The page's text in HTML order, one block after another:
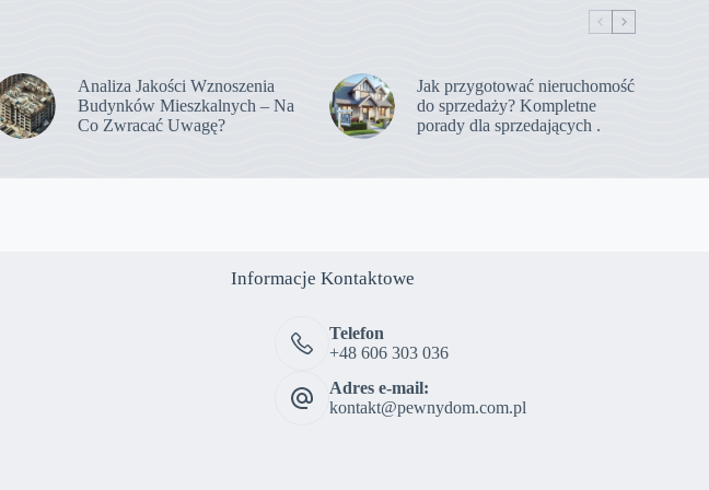
Analiza Jakości Wznoszenia
Budynków Mieszkalnych – Na
Co Zwracać Uwagę?
Jak przygotować nieruchomość
do sprzedaży? Kompletne
porady dla sprzedających .
Informacje Kontaktowe
Telefon
+48 606 303 036
Adres e-mail:
kontakt@pewnydom.com.pl